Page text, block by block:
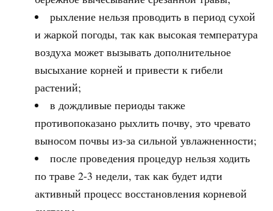
рыхление нельзя проводить в период сухой
и жаркой погоды, так как высокая температура
воздуха может вызывать дополнительное
высыхание корней и привести к гибели
растений;
в дождливые периоды также
противопоказано рыхлить почву, это чревато
выносом почвы из-за сильной увлажненности;
после проведения процедур нельзя ходить
по траве 2-3 недели, так как будет идти
активный процесс восстановления корневой